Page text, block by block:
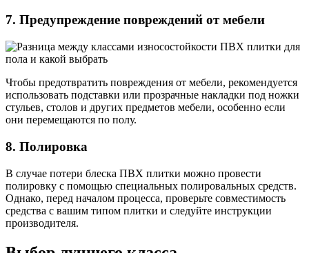
7. Предупреждение повреждений от мебели
Чтобы предотвратить повреждения от мебели, рекомендуется
использовать подставки или прозрачные накладки под ножки
стульев, столов и других предметов мебели, особенно если
они перемещаются по полу.
8. Полировка
В случае потери блеска ПВХ плитки можно провести
полировку с помощью специальных полировальных средств.
Однако, перед началом процесса, проверьте совместимость
средства с вашим типом плитки и следуйте инструкции
производителя.